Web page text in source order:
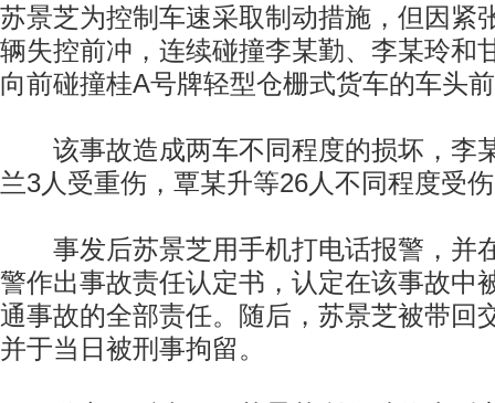
苏景芝为控制车速采取制动措施，但因紧
辆失控前冲，连续碰撞李某勤、李某玲和
向前碰撞桂A号牌轻型仓栅式货车的车头
该事故造成两车不同程度的损坏，李
兰3人受重伤，覃某升等26人不同程度受
事发后苏景芝用手机打电话报警，并
警作出事故责任认定书，认定在该事故中
通事故的全部责任。随后，苏景芝被带回
并于当日被刑事拘留。